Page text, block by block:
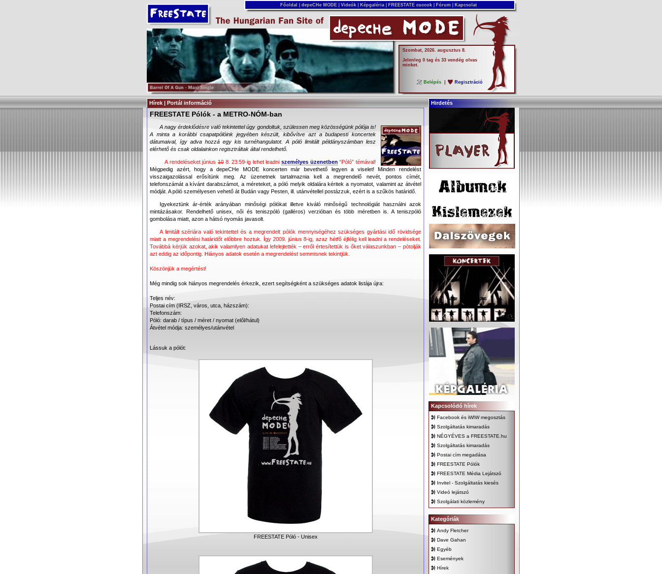
Főoldal depeCHe MODE Videók Képgaléria FREESTATE cuccok Fórum Kapcsolat
Szombat, 2026. augusztus 8.
Jelenleg 0 tag és 33 vendég olvas
minket.
Belépés Regisztráció
Hírek | Portál információ Hirdetés
FREESTATE Pólók - a METRO-NÓM-ban
A nagy érdeklődésre való tekintettel úgy gondoltuk, szülessen meg közösségünk pólója is!
A minta a korábbi csapatpólóink jegyében készült, kibővítve azt a budapesti koncertek
dátumaival, így adva hozzá egy kis turnéhangulatot. A póló limitált példányszámban lesz
elérhető és csak oldalainkon regisztráltak által rendelhető.
A rendeléseket június 108. 23:59-ig lehet leadniszemélyes üzenetben “Póló” témával!
Mégpedig azért, hogy a depeCHe MODE koncerten már bevethető legyen a viselet! Minden rendelést
visszaigazolással erősítünk meg. Az üzenetnek tartalmaznia kell a megrendelő nevét, pontos címét,
telefonszámát a kívánt darabszámot, a méreteket, a póló melyik oldalára kéritek a nyomatot, valamint az átvétel
módját. A póló személyesen vehető át Budán vagy Pesten, ill. utánvétellel postázzuk, ezért is a szűkös határidő.
Igyekeztünk ár-érték arányában minőségi pólókat illetve kiváló minőségű technológiát használni azok
mintázásakor. Rendelhető unisex, női és teniszpóló (galléros) verzióban és több méretben is. A teniszpóló
gombolása miatt, azon a hátsó nyomás javasolt.
A limitált szériára való tekintettel és a megrendelt pólók mennyiségéhez szükséges gyártási idő rövidsége
miatt a megrendelési határidőt előbbre hoztuk. Így 2009. június 8-ig, azaz hétfő éjfélig kell leadni a rendeléseket.
Továbbá kérjük azokat, akik valamilyen adatukat lefelejtették – erről értesítettük is őket válaszunkban – pótolják
azt eddig az időpontig. Hiányos adatok esetén a megrendelést semmisnek tekintjük.
Köszönjük a megértést!
Még mindig sok hiányos megrendelés érkezik, ezert segítségként a szükséges adatok listája újra:
Teljes név:
Postai cím (IRSZ, város, utca, házszám):
Telefonszám:
Póló: darab / típus / méret / nyomat (elől/hátul)
Átvétel módja: személyes/utánvétel
Lássuk a pólót:
FREESTATE Póló - Unisex
Kapcsolódó hírek
Facebook és iWIW megosztás
Szolgáltatás kimaradás
NÉGYÉVES a FREESTATE.hu
Szolgáltatás kimaradás
Postai cím megadása
FREESTATE Pólók
FREESTATE Média Lejátszó
Invitel - Szolgáltatás kiesés
Videó lejátszó
Szolgálati közlemény
Kategóriák
Andy Fletcher
Dave Gahan
Egyéb
Események
Hírek